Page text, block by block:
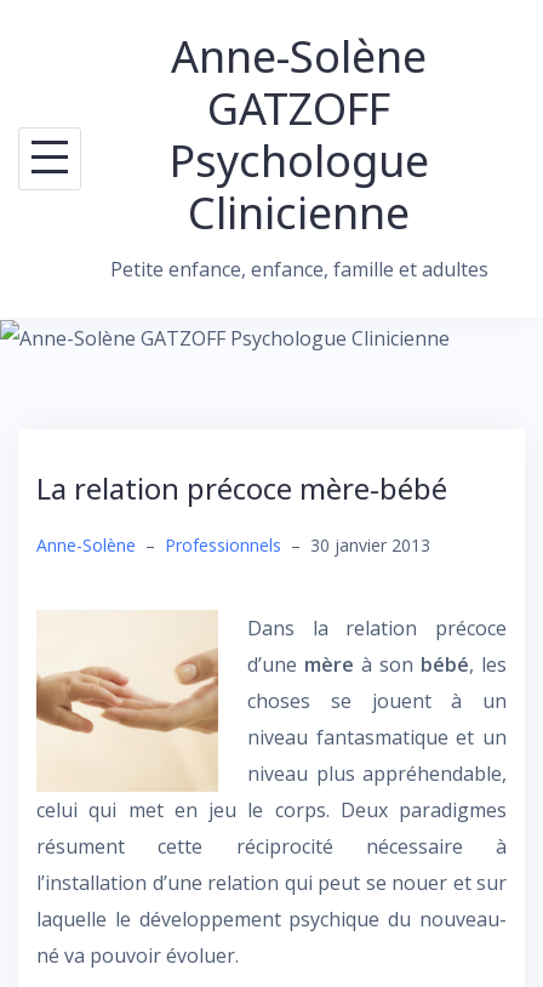
Anne-Solène
GATZOFF
Psychologue
Clinicienne
Petite enfance, enfance, famille et adultes
La relation précoce mère-bébé
Anne-Solène – Professionnels – 30 janvier 2013
Dans la relation précoce
d’une mère à son bébé, les
choses se jouent à un
niveau fantasmatique et un
niveau plus appréhendable,
celui qui met en jeu le corps. Deux paradigmes
résument cette réciprocité nécessaire à
l’installation d’une relation qui peut se nouer et sur
laquelle le développement psychique du nouveau-
né va pouvoir évoluer.